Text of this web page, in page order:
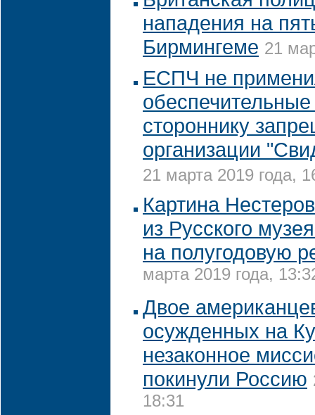
нападения на
Бирмингеме 21
ЕСПЧ не
стороннику
организации
21 марта 2019 года,
Картина
из Русского
на полугодовую
марта 2019 года,
Двое
осужденных на
незаконное
покинули Россию
18:31